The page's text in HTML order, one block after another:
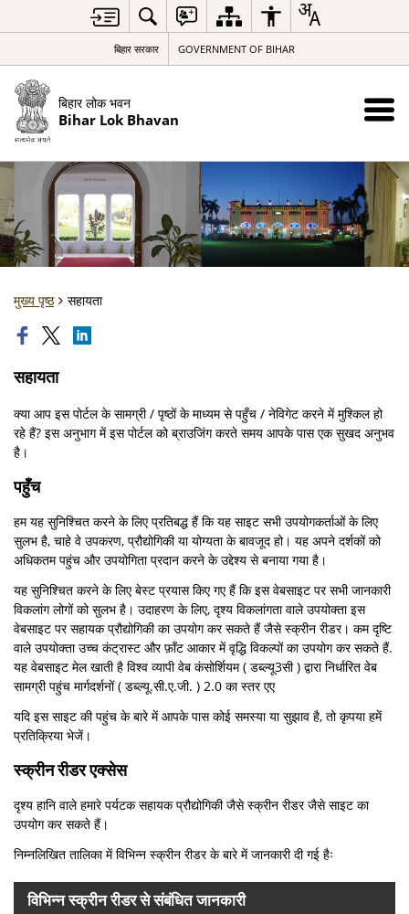
बिहार सरकार GOVERNMENT OF BIHAR
बिहार लोक भवन
Bihar Lok Bhavan
मुख्य पृष्ठ सहायता
सहायता
क्या आप इस पोर्टल के सामग्री / पृष्ठों के माध्यम से पहुँच / नेविगेट करने में मुश्किल हो
रहे हैं? इस अनुभाग में इस पोर्टल को ब्राउजिंग करते समय आपके पास एक सुखद अनुभव
है।
पहुँच
हम यह सुनिश्चित करने के लिए प्रतिबद्ध हैं कि यह साइट सभी उपयोगकर्ताओं के लिए
सुलभ है, चाहे वे उपकरण, प्रौद्योगिकी या योग्यता के बावजूद हो। यह अपने दर्शकों को
अधिकतम पहुंच और उपयोगिता प्रदान करने के उद्देश्य से बनाया गया है।
यह सुनिश्चित करने के लिए बेस्ट प्रयास किए गए हैं कि इस वेबसाइट पर सभी जानकारी
विकलांग लोगों को सुलभ है। उदाहरण के लिए, दृश्य विकलांगता वाले उपयोक्ता इस
वेबसाइट पर सहायक प्रौद्योगिकी का उपयोग कर सकते हैं जैसे स्क्रीन रीडर। कम दृष्टि
वाले उपयोक्ता उच्च कंट्रास्ट और फ़ॉंट आकार में वृद्धि विकल्पों का उपयोग कर सकते हैं.
यह वेबसाइट मेल खाती है विश्व व्यापी वेब कंसोर्शियम ( डब्ल्यू3सी ) द्वारा निर्धारित वेब
सामग्री पहुंच मार्गदर्शनों ( डब्ल्यू.सी.ए.जी. ) 2.0 का स्तर एए
यदि इस साइट की पहुंच के बारे में आपके पास कोई समस्या या सुझाव है, तो कृपया हमें
प्रतिक्रिया भेजें।
स्क्रीन रीडर एक्सेस
दृश्य हानि वाले हमारे पर्यटक सहायक प्रौद्योगिकी जैसे स्क्रीन रीडर जैसे साइट का
उपयोग कर सकते हैं।
निम्नलिखित तालिका में विभिन्न स्क्रीन रीडर के बारे में जानकारी दी गई हैः
विभिन्न स्क्रीन रीडर से संबंधित जानकारी